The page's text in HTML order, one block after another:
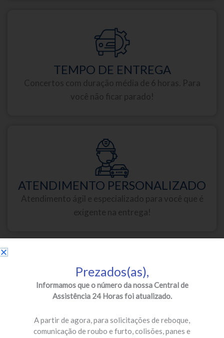
TEMPO DE ENTREGA
Concertos com duração média de 6 horas. Para
você não ficar parado!
ATENDIMENTO PERSONALIZADO
Atendimento ágil e especializado para você que é
exigente na entrega!
PARCEIROS DE PRIMEIRA
segurança!
Prezados(as),
Informamos que o número da nossa Central de
Assistência 24 Horas foi atualizado.
A partir de agora, para solicitações de reboque,
comunicação de roubo e furto, colisões, panes e